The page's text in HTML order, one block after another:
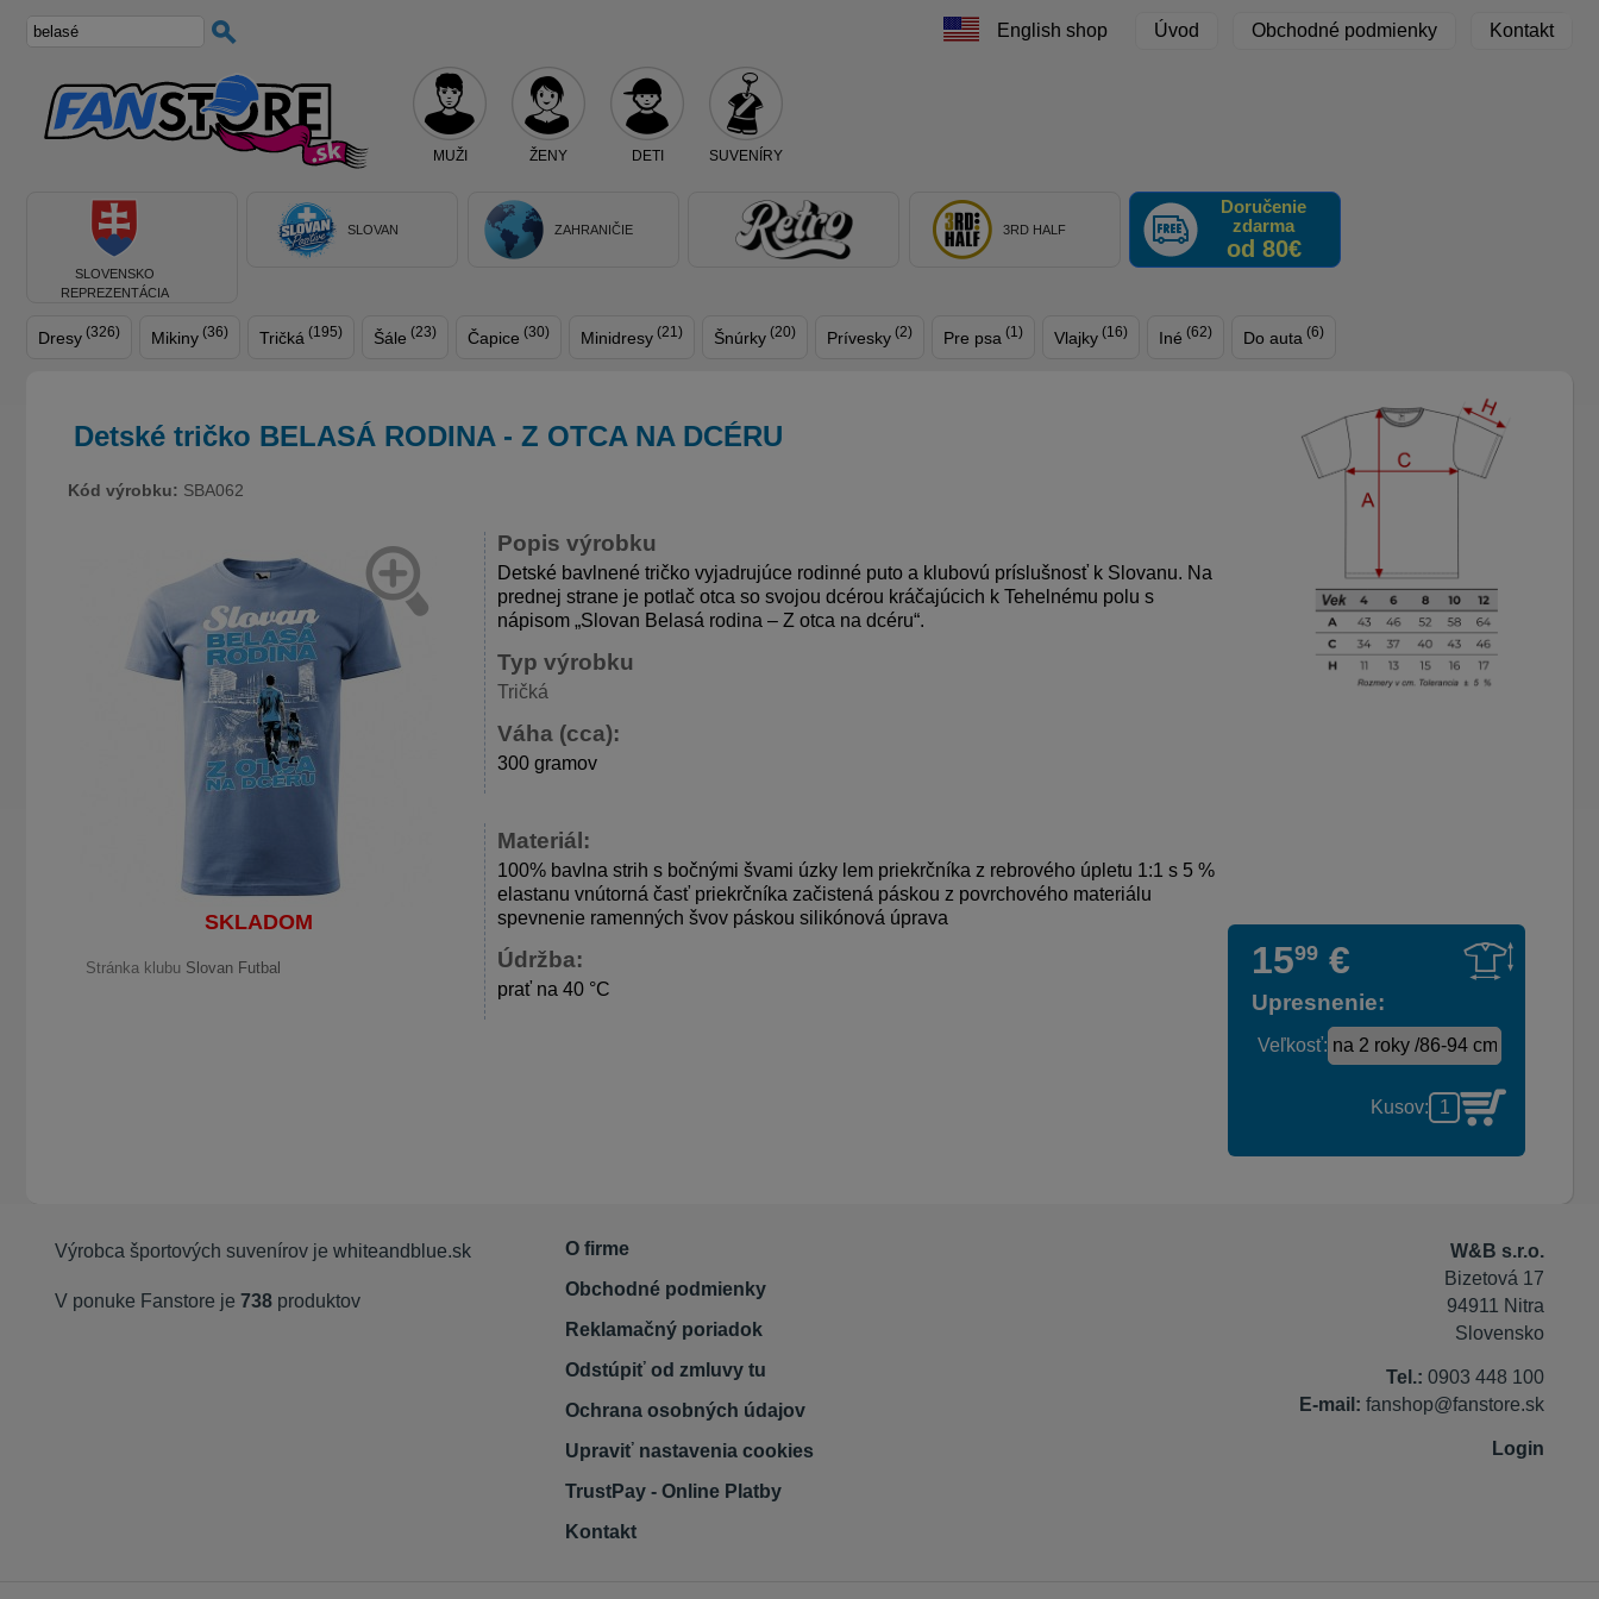
Úvod Obchodné podmienky Kontakt
English shop
MUŽI ŽENY DETI SUVENÍRY
Teraz vyberte klub, alebo typ výrobku
SLOVENSKO
REPREZENTÁCIA
SLOVAN ZAHRANIČIE 3RD HALF
Doručenie
zdarma
od 80€
Dresy (326) Mikiny (36) Tričká (195) Šále (23) Čapice (30) Minidresy (21) Šnúrky (20) Prívesky (2) Pre psa (1) Vlajky (16) Iné (62) Do auta (6)
Detské tričko BELASÁ RODINA - Z OTCA NA DCÉRU
Kód výrobku: SBA062
SKLADOM
Stránka klubu Slovan Futbal
Popis výrobku
Detské bavlnené tričko vyjadrujúce rodinné puto a klubovú príslušnosť k Slovanu. Na
prednej strane je potlač otca so svojou dcérou kráčajúcich k Tehelnému polu s
nápisom „Slovan Belasá rodina – Z otca na dcéru“.
Typ výrobku
Tričká
Váha (cca):
300 gramov
Materiál:
100% bavlna strih s bočnými švami úzky lem priekrčníka z rebrového úpletu 1:1 s 5 %
elastanu vnútorná časť priekrčníka začistená páskou z povrchového materiálu
spevnenie ramenných švov páskou silikónová úprava
Údržba:
prať na 40 °C
1599 €
Upresnenie:
Veľkosť:
Kusov:
Výrobca športových suvenírov je whiteandblue.sk
V ponuke Fanstore je 738 produktov
O firme
Obchodné podmienky
Reklamačný poriadok
Odstúpiť od zmluvy tu
Ochrana osobných údajov
Upraviť nastavenia cookies
TrustPay - Online Platby
Kontakt
W&B s.r.o.
Bizetová 17
94911 Nitra
Slovensko
Tel.: 0903 448 100
E-mail: fanshop@fanstore.sk
Login